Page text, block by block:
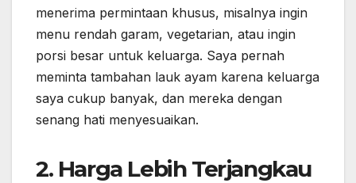
menerima permintaan khusus, misalnya ingin
menu rendah garam, vegetarian, atau ingin
porsi besar untuk keluarga. Saya pernah
meminta tambahan lauk ayam karena keluarga
saya cukup banyak, dan mereka dengan
senang hati menyesuaikan.
2. Harga Lebih Terjangkau